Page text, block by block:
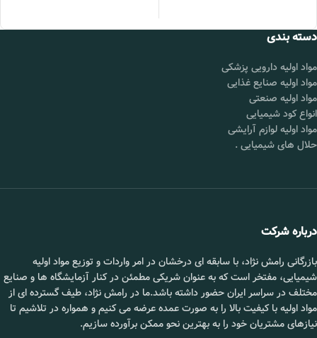
بسته بندی
25 کیلوگرمی دسته بندی
مواد اولیه دارویی پزشکی
مواد اولیه صنایع غذایی
مواد اولیه صنعتی
انواع کود شیمیایی
مواد اولیه لوازم آرایشی
حلال های شیمیایی .
درباره شرکت
بازرگانی رامش نژاد، با سابقه ای درخشان در امر واردات و توزیع مواد اولیه
شیمیایی، مفتخر است که به عنوان شریکی مطمئن در کنار آزمایشگاه ها و صنایع
مختلف در سراسر ایران حضور داشته باشد.ما در رامش نژاد، طیف گسترده ای از
مواد اولیه با کیفیت بالا را به صورت عمده عرضه می کنیم و همواره در تلاشیم تا
نیازهای مشتریان خود را به بهترین نحو ممکن برآورده سازیم.